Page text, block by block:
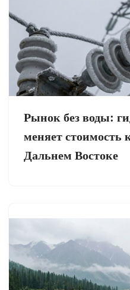
Рынок без воды:
меняет стоимость
Дальнем Востоке